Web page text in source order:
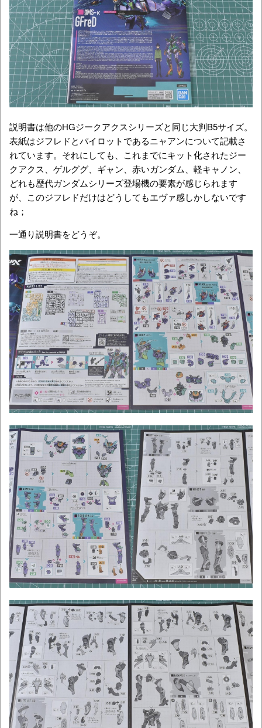
説明書は他のHGジークアクスシリーズと同じ大判B5サイズ。
表紙はジフレドとパイロットであるニャアンについて記載さ
れています。それにしても、これまでにキット化されたジー
クアクス、ゲルググ、ギャン、赤いガンダム、軽キャノン、
どれも歴代ガンダムシリーズ登場機の要素が感じられます
が、このジフレドだけはどうしてもエヴァ感しかしないです
ね；
一通り説明書をどうぞ。